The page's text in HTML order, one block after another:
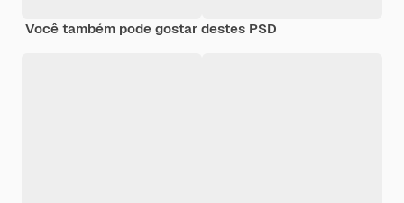
Você também pode gostar destes PSD